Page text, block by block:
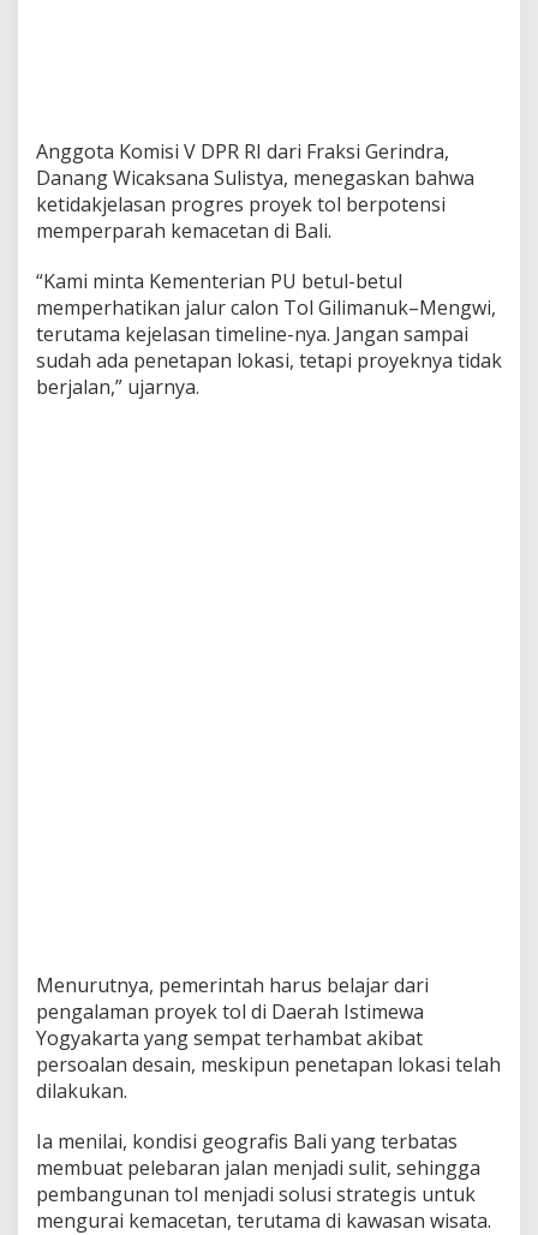
Anggota Komisi V DPR RI dari Fraksi Gerindra,
Danang Wicaksana Sulistya, menegaskan bahwa
ketidakjelasan progres proyek tol berpotensi
memperparah kemacetan di Bali.
“Kami minta Kementerian PU betul-betul
memperhatikan jalur calon Tol Gilimanuk–Mengwi,
terutama kejelasan timeline-nya. Jangan sampai
sudah ada penetapan lokasi, tetapi proyeknya tidak
berjalan,” ujarnya.
Menurutnya, pemerintah harus belajar dari
pengalaman proyek tol di Daerah Istimewa
Yogyakarta yang sempat terhambat akibat
persoalan desain, meskipun penetapan lokasi telah
dilakukan.
Ia menilai, kondisi geografis Bali yang terbatas
membuat pelebaran jalan menjadi sulit, sehingga
pembangunan tol menjadi solusi strategis untuk
mengurai kemacetan, terutama di kawasan wisata.